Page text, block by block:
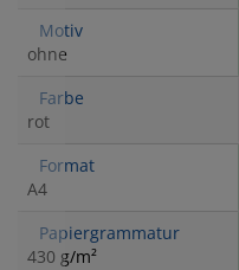
Motiv
ohne
Farbe
rot
Format
A4
Papiergrammatur
430 g/m²